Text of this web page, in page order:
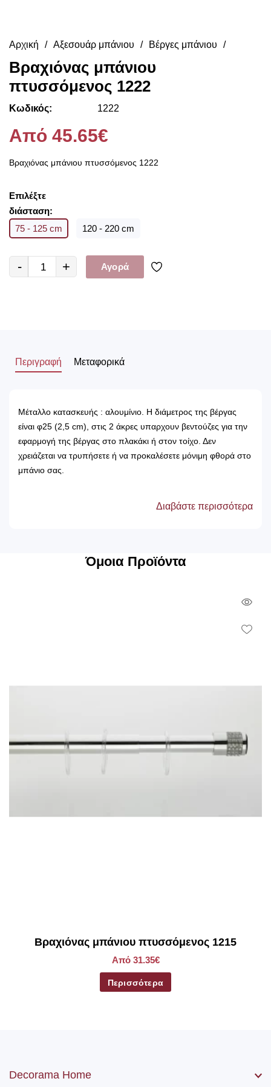
Αρχική Αξεσουάρ μπάνιου Βέργες μπάνιου
Βραχιόνας μπάνιου
πτυσσόμενος 1222
Κωδικός: 1222
Από 45.65€
Βραχιόνας μπάνιου πτυσσόμενος 1222
Επιλέξτε
διάσταση:
75 - 125 cm
120 - 220 cm
- + Αγορά
Περιγραφή Μεταφορικά
Μέταλλο κατασκευής : αλουμίνιο. Η διάμετρος της βέργας
είναι φ25 (2,5 cm), στις 2 άκρες υπαρχουν βεντούζες για την
εφαρμογή της βέργας στο πλακάκι ή στον τοίχο. Δεν
χρειάζεται να τρυπήσετε ή να προκαλέσετε μόνιμη φθορά στο
μπάνιο σας.
Προσοχή! Στην τιμή δεν συμπεριλαμβάνονται κρίκοι.
Διαβάστε περισσότερα
Όμοια Προϊόντα
Βραχιόνας μπάνιου πτυσσόμενος 1215
Από 31.35€
Περισσότερα
Decorama Home